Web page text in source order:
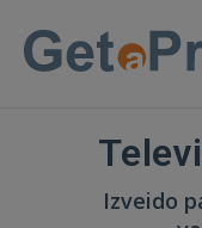
Izveido